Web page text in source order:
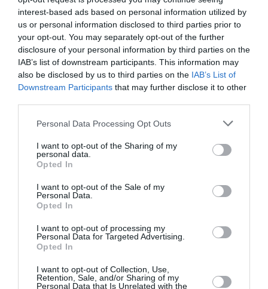
interest-based ads based on personal information utilized by
us or personal information disclosed to third parties prior to
your opt-out. You may separately opt-out of the further
disclosure of your personal information by third parties on the
IAB’s list of downstream participants. This information may
also be disclosed by us to third parties on the IAB’s List of
Downstream Participants that may further disclose it to other
Personal Data Processing Opt Outs
I want to opt-out of the Sharing of my
personal data.
Opted In
I want to opt-out of the Sale of my
Personal Data.
Opted In
I want to opt-out of processing my
Personal Data for Targeted Advertising.
Opted In
I want to opt-out of Collection, Use,
Retention, Sale, and/or Sharing of my
Personal Data that Is Unrelated with the
ΑΠΟ: 25/11/2022
Το Ξύπνημα της
άνοιξης, του
Φρανκ Βέντεκιντ
στο Μικρό
Εθνικό
ΑΠΟ: 28/10/2022
Η Χάιντι και τα
βουνά, του
Ανδρέα
Φλουράκη στο
Μικρό Εθνικό
17/04/2022
Χρυσηίδα, του
Ουίλιαμ Σαίξπηρ